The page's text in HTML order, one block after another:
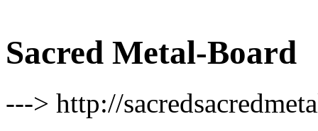
Sacred Metal-Board
---> http://